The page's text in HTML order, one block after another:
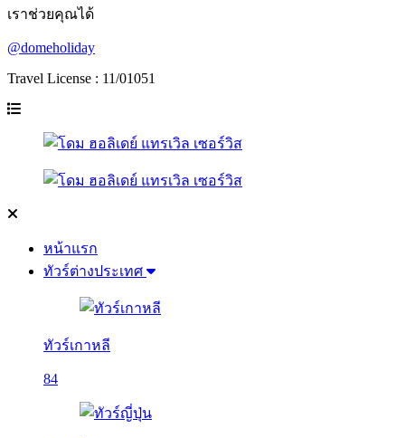
เราช่วยคุณได้
@domeholiday
Travel License : 11/01051
หน้าแรก
ทัวร์ต่างประเทศ
ทัวร์เกาหลี
84